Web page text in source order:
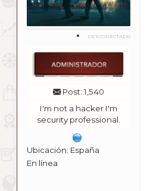
DESCONECTADO
Post: 1,540
I'm not a hacker I'm
security professional.
Ubicación: España
En línea